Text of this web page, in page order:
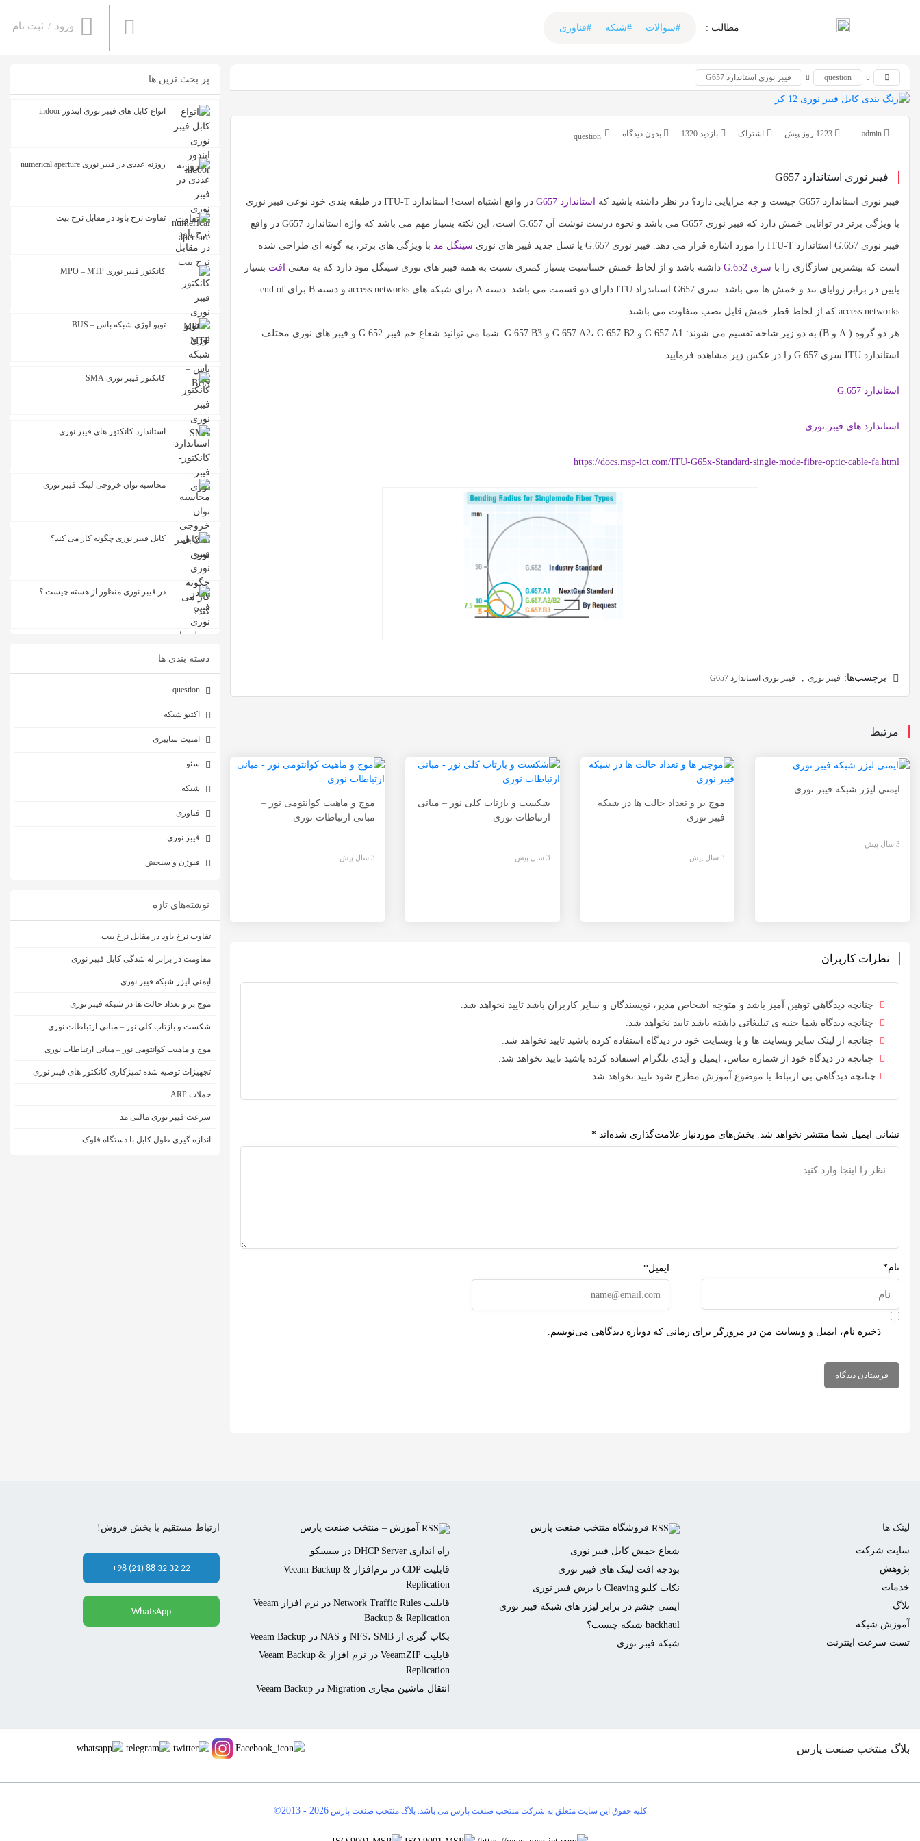
اشتراک گذاری
خود به اشتراک بگذارید.
مطالب :‌ ‌‌ #سوالات #شبکه #فناوری ورود / ثبت نام
question فیبر نوری استاندارد G657
admin
به اشتراک بگذارید.
بازدید 1320 بدون دیدگاه question
فیبر نوری استاندارد G657
فیبر نوری استاندارد G657 چیست و چه مزایایی دارد؟ در نظر داشته باشید که استاندارد G657 در واقع اشتباه است! استاندارد ITU-T در طبقه بندی خود نوعی فیبر نوری
با ویژگی برتر در توانایی خمش دارد که فیبر نوری G657 می باشد و نحوه درست نوشت آن G.657 است، این نکته بسیار مهم می باشد که واژه استاندارد G657 در واقع
فیبر نوری G.657 استاندارد ITU-T را مورد اشاره قرار می دهد. فیبر نوری G.657 یا نسل جدید فیبر های نوری سینگل مد با ویژگی های برتر، به گونه ای طراحی شده
است که بیشترین سازگاری را با سری G.652 داشته باشد و از لحاظ خمش حساسیت بسیار کمتری نسبت به همه فیبر های نوری سینگل مود دارد که به معنی افت بسیار
پایین در برابر زوایای تند و خمش ها می باشد. سری G657 استاندراد ITU دارای دو قسمت می باشد. دسته A برای شبکه های access networks و دسته B برای end of
access networks که از لحاظ قطر خمش قابل نصب متفاوت می باشند.
هر دو گروه ( A و B) به دو زیر شاخه تقسیم می شوند: G.657.A1 و G.657.A2، G.657.B2 و G.657.B3. شما می توانید شعاع خم فیبر G.652 و فیبر های نوری مختلف
استاندارد ITU سری G.657 را در عکس زیر مشاهده فرمایید.
استاندارد G.657
استاندارد های فیبر نوری
https://docs.msp-ict.com/ITU-G65x-Standard-single-mode-fibre-optic-cable-fa.html
برچسب‌ها: فیبر نوری , فیبر نوری استاندارد G657
مرتبط
ایمنی لیزر شبکه فیبر نوری
3 سال پیش
موج بر و تعداد حالت ها در شبکه
فیبر نوری
3 سال پیش
شکست و بازتاب کلی نور – مبانی
ارتباطات نوری
3 سال پیش
موج و ماهیت کوانتومی نور –
مبانی ارتباطات نوری
3 سال پیش
نظرات کاربران
چنانچه دیدگاهی توهین آمیز باشد و متوجه اشخاص مدیر، نویسندگان و سایر کاربران باشد تایید نخواهد شد.
چنانچه دیدگاه شما جنبه ی تبلیغاتی داشته باشد تایید نخواهد شد.
چنانچه از لینک سایر وبسایت ها و یا وبسایت خود در دیدگاه استفاده کرده باشید تایید نخواهد شد.
چنانچه در دیدگاه خود از شماره تماس، ایمیل و آیدی تلگرام استفاده کرده باشید تایید نخواهد شد.
چنانچه دیدگاهی بی ارتباط با موضوع آموزش مطرح شود تایید نخواهد شد.
نشانی ایمیل شما منتشر نخواهد شد. بخش‌های موردنیاز علامت‌گذاری شده‌اند *
نام* ایمیل*
ذخیره نام، ایمیل و وبسایت من در مرورگر برای زمانی که دوباره دیدگاهی می‌نویسم.
پر بحث ترین ها
انواع کابل های فیبر نوری ایندور indoor
روزنه عددی در فیبر نوری numerical aperture
تفاوت نرخ باود در مقابل نرخ بیت
کانکتور فیبر نوری MPO – MTP
توپو لوژی شبکه باس – BUS
کانکتور فیبر نوری SMA
استاندارد کانکتور های فیبر نوری
محاسبه توان خروجی لینک فیبر نوری
کابل فیبر نوری چگونه کار می کند؟
در فیبر نوری منظور از هسته چیست ؟
دسته بندی ها
question
اکتیو شبکه
امنیت سایبری
سئو
شبکه
فناوری
فیبر نوری
فیوژن و سنجش
نوشته‌های تازه
تفاوت نرخ باود در مقابل نرخ بیت
مقاومت در برابر له شدگی کابل فیبر نوری
ایمنی لیزر شبکه فیبر نوری
موج بر و تعداد حالت ها در شبکه فیبر نوری
شکست و بازتاب کلی نور – مبانی ارتباطات نوری
موج و ماهیت کوانتومی نور – مبانی ارتباطات نوری
تجهیزات توصیه شده تمیزکاری کانکتور های فیبر نوری
حملات ARP
سرعت فیبر نوری مالتی مد
اندازه گیری طول کابل با دستگاه فلوک
لینک ها
سایت شرکت
پژوهش
خدمات
بلاگ
آموزش شبکه
تست سرعت اینترنت
فروشگاه منتخب صنعت پارس
شعاع خمش کابل فیبر نوری
بودجه افت لینک های فیبر نوری
نکات کلیو Cleaving یا برش فیبر نوری
ایمنی چشم در برابر لیزر های شبکه فیبر نوری
backhaul شبکه چیست؟
شبکه فیبر نوری
آموزش – منتخب صنعت پارس
راه اندازی DHCP Server در سیسکو
قابلیت CDP در نرم‌افزار Veeam Backup &
Replication
قابلیت Network Traffic Rules در نرم افزار Veeam
Backup & Replication
بکاپ گیری از NFS، SMB و NAS در Veeam Backup
قابلیت VeeamZIP در نرم افزار Veeam Backup &
Replication
انتقال ماشین مجازی Migration در Veeam Backup
ارتباط مستقیم با بخش فروش!
+98 (21) 88 32 32 22
WhatsApp
بلاگ منتخب صنعت پارس
کلیه حقوق این سایت متعلق به شرکت منتخب صنعت پارس می باشد. بلاگ منتخب صنعت پارس ©2013 - 2026